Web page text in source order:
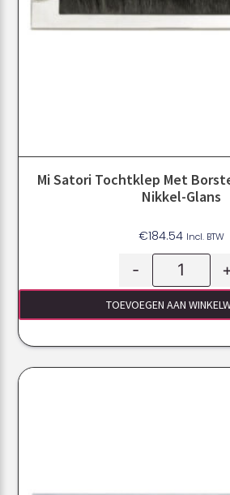
Mi Satori Tochtklep Met
Nikkel-Glans
€184.54 Incl. BTW
-
TOEVOEGEN AAN